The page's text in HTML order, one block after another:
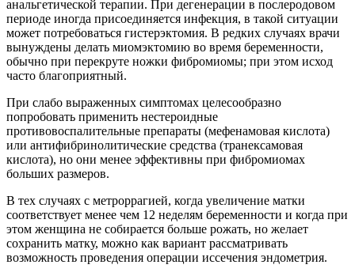
анальгетической терапии. При дегенерации в послеродовом
периоде иногда присоединяется инфекция, в такой ситуации
может потребоваться гистерэктомия. В редких случаях врачи
вынуждены делать миомэктомию во время беременности,
обычно при перекруте ножки фибромиомы; при этом исход
часто благоприятный.
При слабо выраженных симптомах целесообразно
попробовать применить нестероидные
противовоспалительные препараты (мефенамовая кислота)
или антифибринолитические средства (транексамовая
кислота), но они менее эффективны при фибромиомах
больших размеров.
В тех случаях с метроррагией, когда увеличение матки
соответствует менее чем 12 неделям беременности и когда при
этом женщина не собирается больше рожать, но желает
сохранить матку, можно как вариант рассматривать
возможность проведения операции иссечения эндометрия.